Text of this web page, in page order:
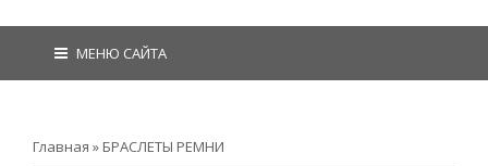
МЕНЮ САЙТА
Главная » БРАСЛЕТЫ РЕМНИ